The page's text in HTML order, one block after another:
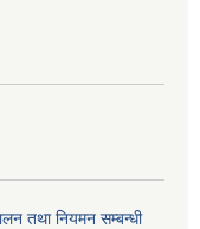
तथा नियमन सम्बन्धी